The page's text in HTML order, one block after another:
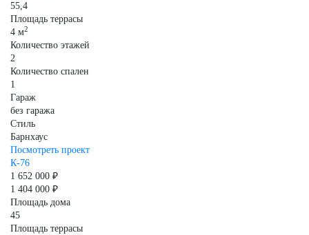
55,4
Площадь террасы
4 м2
Количество этажей
2
Количество спален
1
Гараж
без гаража
Стиль
Барнхаус
Посмотреть проект
К-76
1 652 000 ₽
1 404 000 ₽
Площадь дома
45
Площадь террасы